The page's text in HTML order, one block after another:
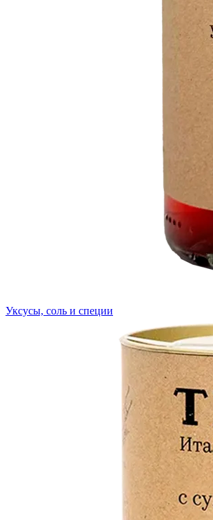
Уксусы, соль и специи